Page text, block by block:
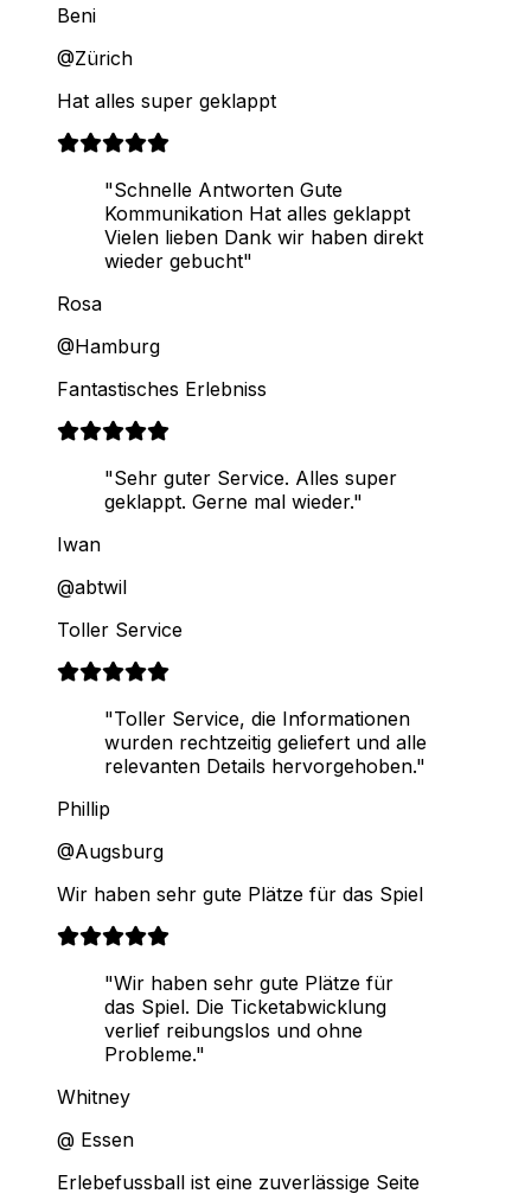
Beni
@Zürich
Hat alles super geklappt
"Schnelle Antworten Gute
Kommunikation Hat alles geklappt
Vielen lieben Dank wir haben direkt
wieder gebucht"
Rosa
@Hamburg
Fantastisches Erlebniss
"Sehr guter Service. Alles super
geklappt. Gerne mal wieder."
Iwan
@abtwil
Toller Service
"Toller Service, die Informationen
wurden rechtzeitig geliefert und alle
relevanten Details hervorgehoben."
Phillip
@Augsburg
Wir haben sehr gute Plätze für das Spiel
"Wir haben sehr gute Plätze für
das Spiel. Die Ticketabwicklung
verlief reibungslos und ohne
Probleme."
Whitney
@ Essen
Erlebefussball ist eine zuverlässige Seite